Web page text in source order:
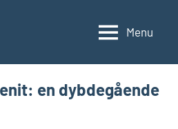
Menu
en dybdegående